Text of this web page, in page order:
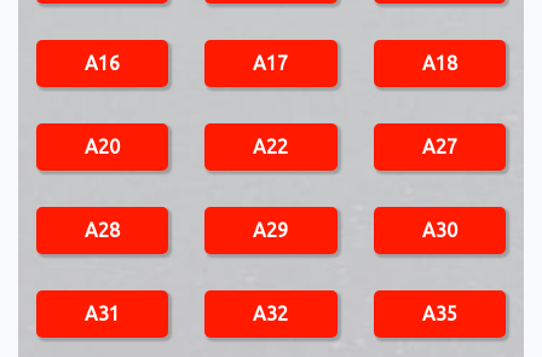
A16 A17 A18
A20 A22 A27
A28 A29 A30
A31 A32 A35